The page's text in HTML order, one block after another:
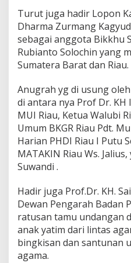
n
s
i
e
r
k
u
a
n
U
m
e
r
a
g
a
m
Turut juga hadir Lopon
Dharma Zurmang
sebagai anggota Bikkhu
Rubianto Solochin yang
Sumatera Barat dan Riau.
Anugrah yg di usung
di antara nya Prof Dr.
MUI Riau, Ketua Walubi
Umum BKGR Riau Pdt.
Harian PHDI Riau I Putu
MATAKIN Riau Ws.
Suwandi .
Hadir juga Prof.Dr. KH.
Dewan Pengarah Badan
ratusan tamu undangan
anak yatim dari lintas
bingkisan dan santunan
agama.